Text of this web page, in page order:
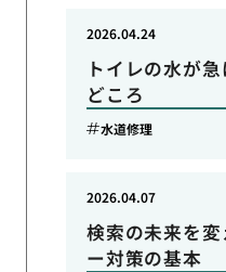
トイレの水が
どころ
2026.04.24
水道修理
検索の未来を
ー対策の基本
2026.04.07